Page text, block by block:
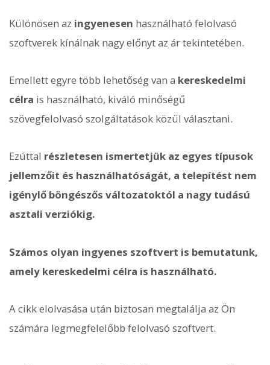
Különösen az ingyenesen használható felolvasó
szoftverek kínálnak nagy előnyt az ár tekintetében.
Emellett egyre több lehetőség van a kereskedelmi
célra is használható, kiváló minőségű
szövegfelolvasó szolgáltatások közül választani.
Ezúttal részletesen ismertetjük az egyes típusok
jellemzőit és használhatóságát, a telepítést nem
igénylő böngészős változatoktól a nagy tudású
asztali verziókig.
Számos olyan ingyenes szoftvert is bemutatunk,
amely kereskedelmi célra is használható.
A cikk elolvasása után biztosan megtalálja az Ön
számára legmegfelelőbb felolvasó szoftvert.